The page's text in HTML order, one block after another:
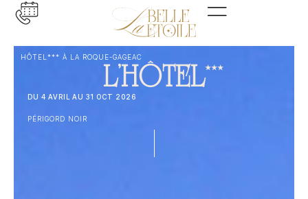
HÔTEL*** À LA ROQUE-GAGEAC
L'HÔTEL
★★★
DU 4 AVRIL AU 31 OCT 2026
PÉRIGORD NOIR